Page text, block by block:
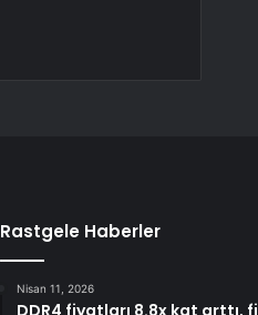
Rastgele Haberler
Nisan 11, 2026